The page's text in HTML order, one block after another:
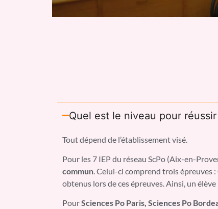
Quel est le niveau pour
Tout dépend de l’établissement visé.
Pour les 7 IEP du réseau ScPo (Aix-en-
commun. Celui-ci comprend trois épreuves :
obtenus lors de ces épreuves. Ainsi, un
PourSciences Po Paris, Sciences Po